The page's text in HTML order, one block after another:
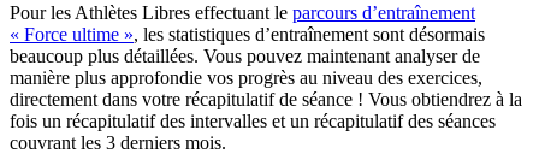
Pour les Athlètes Libres effectuant le parcours d’entraînement
« Force ultime », les statistiques d’entraînement sont désormais
beaucoup plus détaillées. Vous pouvez maintenant analyser de
manière plus approfondie vos progrès au niveau des exercices,
directement dans votre récapitulatif de séance ! Vous obtiendrez à la
fois un récapitulatif des intervalles et un récapitulatif des séances
couvrant les 3 derniers mois.